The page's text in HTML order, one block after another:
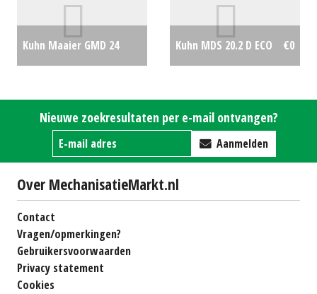
Kuhn Maaier GMD 24
Kuhn MDS 20.2 D ECO €0
Nieuwe zoekresultaten per e-mail ontvangen?
Aanmelden
Over MechanisatieMarkt.nl
Contact
Vragen/opmerkingen?
Gebruikersvoorwaarden
Privacy statement
Cookies